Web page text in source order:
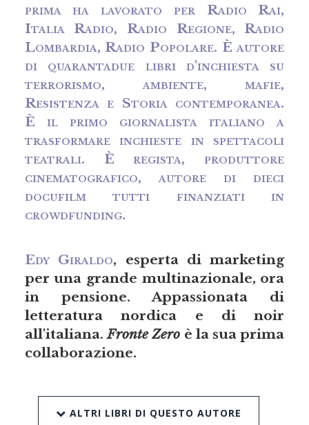
prima ha lavorato per Radio Rai,
Italia Radio, Radio Regione, Radio
Lombardia, Radio Popolare. È autore
di quarantadue libri d'inchiesta su
terrorismo, ambiente, mafie,
Resistenza e Storia contemporanea.
È il primo giornalista italiano a
trasformare inchieste in spettacoli
teatrali. È regista, produttore
cinematografico, autore di dieci
docufilm tutti finanziati in
crowdfunding.
Edy Giraldo, esperta di marketing
per una grande multinazionale, ora
in pensione. Appassionata di
letteratura nordica e di noir
all'italiana.Fronte Zero è la sua prima
collaborazione.
ALTRI LIBRI DI QUESTO AUTORE